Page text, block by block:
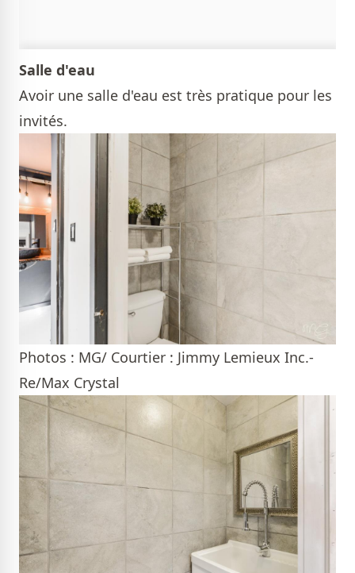
Salle d'eau
Avoir une salle d'eau est très pratique pour les
invités.
Photos : MG/ Courtier : Jimmy Lemieux Inc.-
Re/Max Crystal